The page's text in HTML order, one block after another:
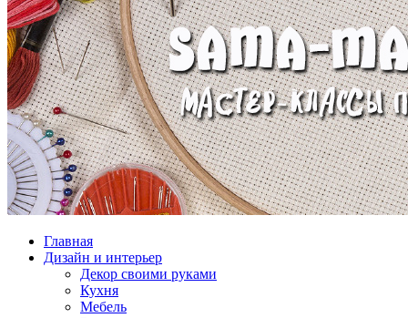
Главная
Дизайн и интерьер
Декор своими руками
Кухня
Мебель